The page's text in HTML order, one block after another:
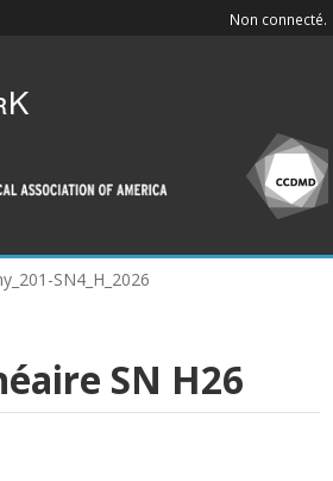
Non connecté.
SN4_H_2026
SN H26